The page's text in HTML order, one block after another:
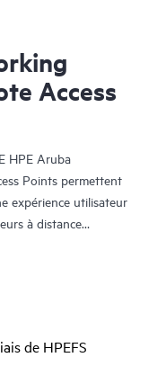
Access
HPE Aruba
Points permettent
expérience utilisateur
à distance
jusqu’à 3,6
des canaux plus
capacité afin de
de Wi-Fi, en
de HPEFS